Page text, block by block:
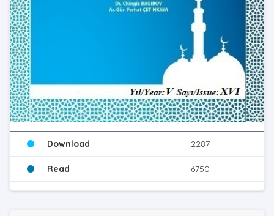
Download 2287
Read 6750